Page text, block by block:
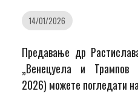
14/01/2026
Предавање др
„Венецуела и
2026) можете погледати